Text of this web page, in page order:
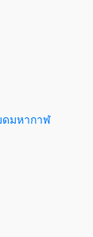
ดมหากาฬ